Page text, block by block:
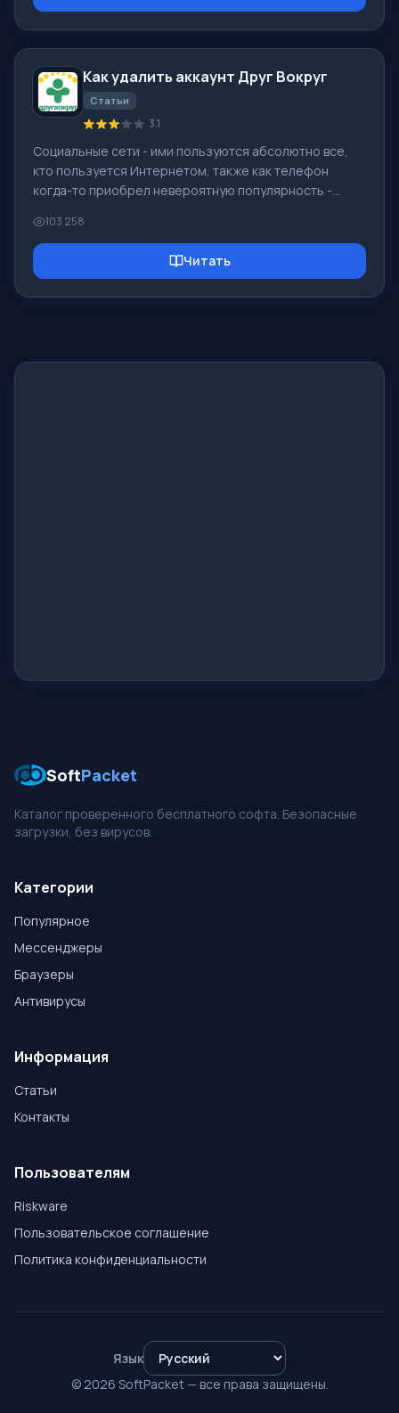
По ссылке https://www.microsoft.com/ru-ru/
Как удалить аккаунт Друг Вокруг
Статьи
3.1
Социальные сети - ими пользуются абсолютно все,
кто пользуется Интернетом, также как телефон
когда-то приобрел невероятную популярность -
всеобщей популярностью. [toc] Возможно в
ближайшем будущем у каждого жителя Земли будет
свой аккаунт в той, или иной социальной сети. Как
103 258
Читать
SoftPacket
Каталог проверенного бесплатного софта. Безопасные
загрузки, без вирусов.
Категории
Популярное
Мессенджеры
Браузеры
Антивирусы
Информация
Статьи
Контакты
Пользователям
Riskware
Пользовательское соглашение
Политика конфиденциальности
Язык
© 2026 SoftPacket — все права защищены.